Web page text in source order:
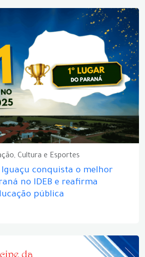
Cultura e Esportes
conquista o melhor
no IDEB e reafirma
pública